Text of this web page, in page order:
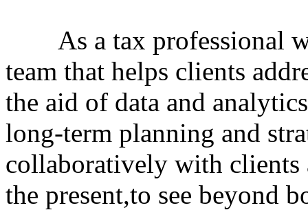
As a tax professional
team that helps clients
the aid of data and
long-term planning and
collaboratively with clients
the present,to see beyond